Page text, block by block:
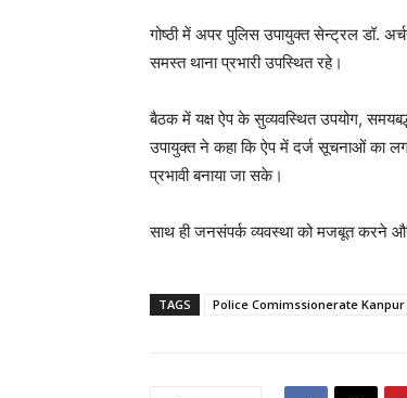
गोष्ठी में अपर पुलिस उपायुक्त सेन्ट्रल डॉ.
समस्त थाना प्रभारी उपस्थित रहे।
बैठक में यक्ष ऐप के सुव्यवस्थित उपयोग,
उपायुक्त ने कहा कि ऐप में दर्ज सूचनाओं का
प्रभावी बनाया जा सके।
साथ ही जनसंपर्क व्यवस्था को मजबूत करने
TAGS Police Comimssionerate Kanpur